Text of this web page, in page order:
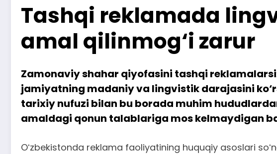
Tashqi reklamada
amal qilinmog‘i zarur
Zamonaviy shahar qiyofasini tashqi
jamiyatning madaniy va lingvistik darajasini
tarixiy nufuzi bilan bu borada muhim
amaldagi qonun talablariga mos kelmaydigan
Oʻzbekistonda reklama faoliyatining huquqiy asoslari